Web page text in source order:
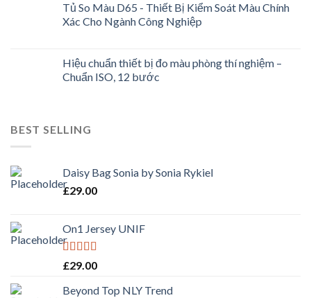
Tủ So Màu D65 - Thiết Bị Kiểm Soát Màu Chính
Xác Cho Ngành Công Nghiệp
Hiệu chuẩn thiết bị đo màu phòng thí nghiệm –
Chuẩn ISO, 12 bước
BEST SELLING
Daisy Bag Sonia by Sonia Rykiel
£29.00
On1 Jersey UNIF
Rated5.00
£29.00
Beyond Top NLY Trend